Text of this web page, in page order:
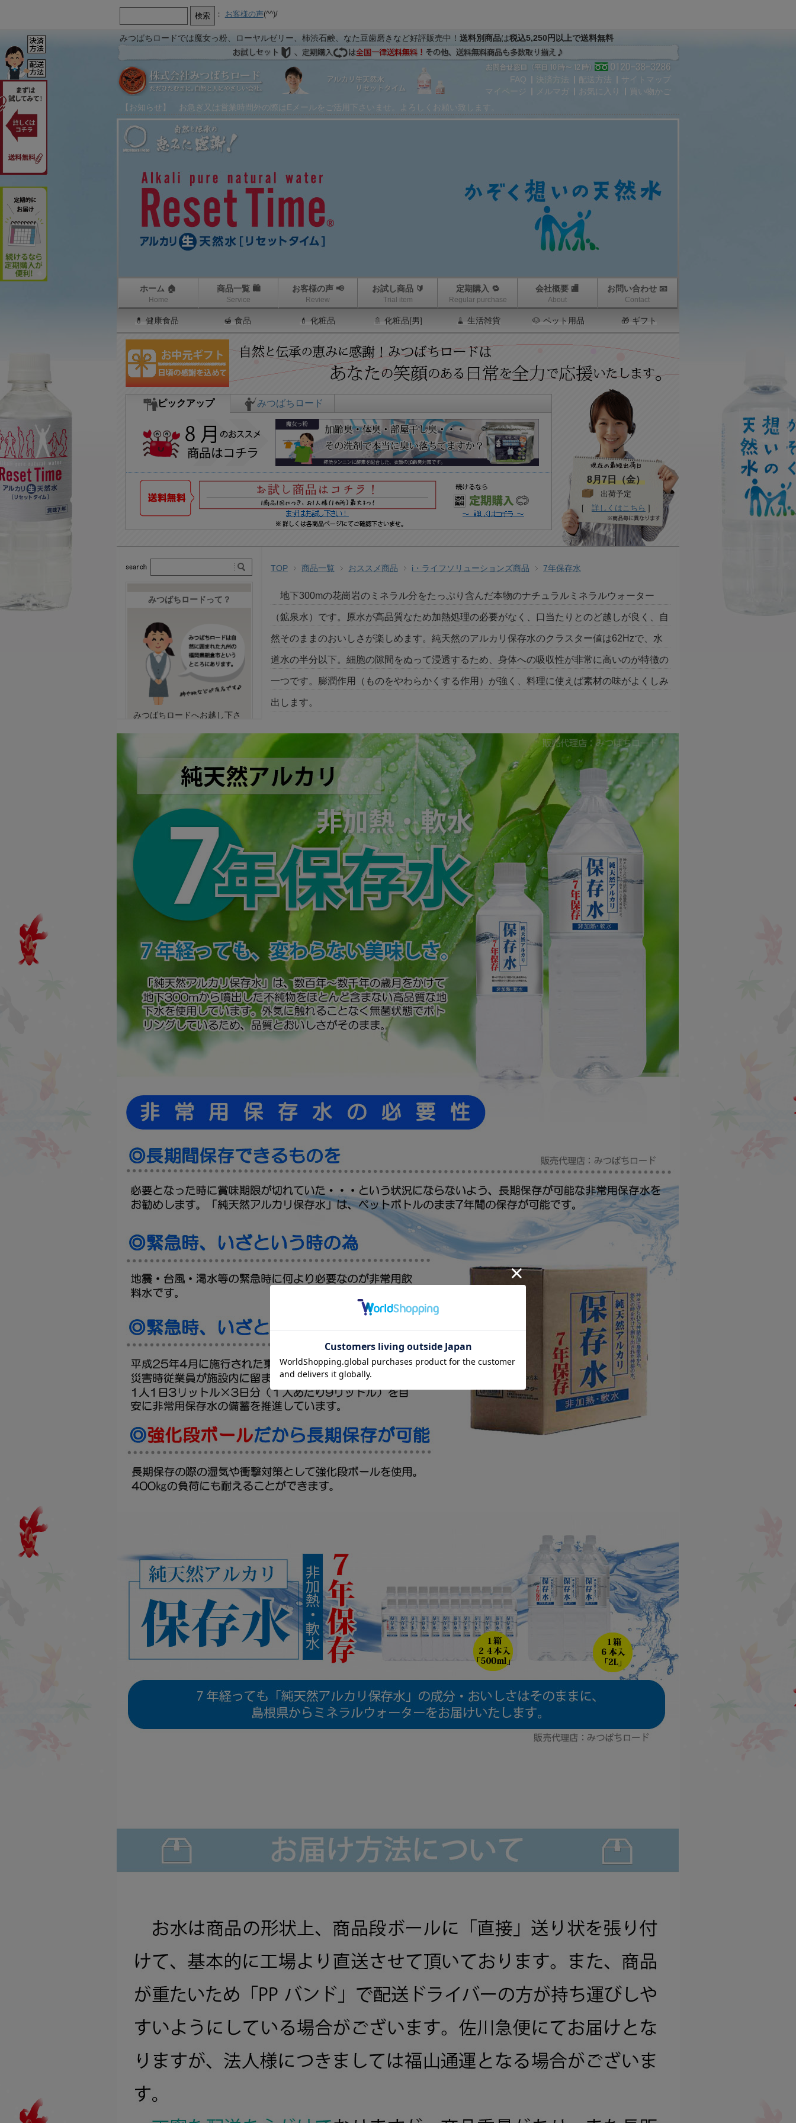
： お客様の声(^^)/
みつばちロードでは魔女っ粉、ローヤルゼリー、柿渋石鹸、なた豆歯磨きなど好評販売中！ 送料別商品は税込5,250円以上で送料無料
【お知らせ】 お急ぎ又は営業時間外の際はEメールをご活用下さいませ。よろしくお願い致します。
FAQ 決済方法 配送方法
サイトマップ
マイページ
メルマガ お気に入り 買い物かご
ホーム 🏠
Home
商品一覧 🛍
Service
お客様の声 📢
Review
お試し商品 🔰
Trial item
定期購入 🔁
Regular purchase
会社概要 🏬
About
お問い合わせ 📧
Contact
TOP 商品一覧 おススメ商品 i・ライフソリューションズ商品 7年保存水
地下300mの花崗岩のミネラル分をたっぷり含んだ本物のナチュラルミネラルウォーター
（鉱泉水）です。原水が高品質なため加熱処理の必要がなく、口当たりとのど越しが良く、自
然そのままのおいしさが楽しめます。純天然のアルカリ保存水のクラスター値は62Hzで、水
道水の半分以下。細胞の隙間をぬって浸透するため、身体への吸収性が非常に高いのが特徴の
一つです。膨潤作用（ものをやわらかくする作用）が強く、料理に使えば素材の味がよくしみ
出します。
みつばちロードって？
みつばちロードへお越し下さ
います。株式会社みつばちロ
ードはこれまでのお客様から
の意見と我々みつばちロード
が積み重ねてきた経験をもと
に、なんども試作を重ね、納
得できるものがお届けできる
よう日々邁進しております。
みつばちロード商品のこだわ
なるべく伝承素材・自然由
来・天然由来を中心に♪
一つ一つに心を込めて♪
会社概要はこちら
九州北部豪雨について
利用方法
よくあるお問い合わせ
一覧
納品書について
領収書発行について
お試しセットについて
定期購入について
伝承ローヤルゼリー
シリーズ
Re'more
シリーズ
魔女っ粉
爽快なた豆
おススメ商品
藤井養蜂場
商品
ユーファイン
その他
プロハーブ
老舗穀物屋
ンズ
健康食品
食品